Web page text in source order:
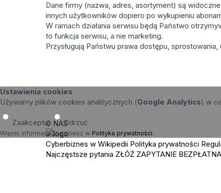
Dane firmy (nazwa, adres, asortyment) są
innych użytkowników dopiero po wykupieniu
W ramach działania serwisu będą Państwo
to funkcja serwisu, a nie marketing.
Przysługują Państwu prawa dostępu,
Ustawienia cookies
Używamy plików cookies analitycznych (Google Analytics) w
Zaakceptuj Odrzuć
Więcej informacji znajdziesz w Polityka prywatności.
O NAS
Cyberbiznes w Wikipedii Polityka prywatności
Najczęstsze pytania ZŁÓŻ ZAPYTANIE